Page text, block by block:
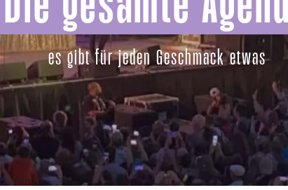
es gibt für jeden Geschmack etwas